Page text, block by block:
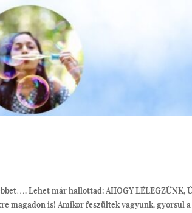
Lehet már hallottad: AHOGY LÉLEGZÜNK,
magadon is! Amikor feszültek vagyunk, gyorsul a